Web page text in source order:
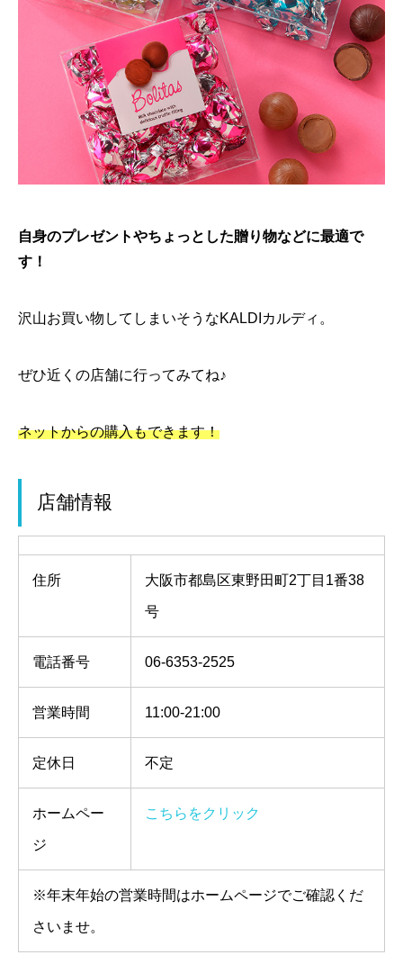
自身のプレゼントやちょっとした贈り物などに最適で
す！
沢山お買い物してしまいそうなKALDIカルディ。
ぜひ近くの店舗に行ってみてね♪
ネットからの購入もできます！
店舗情報
住所 大阪市都島区東野田町2丁目1番38
号
電話番号 06-6353-2525
営業時間 11:00-21:00
定休日 不定
ホームペー
ジ
こちらをクリック
※年末年始の営業時間はホームページでご確認くだ
さいませ。